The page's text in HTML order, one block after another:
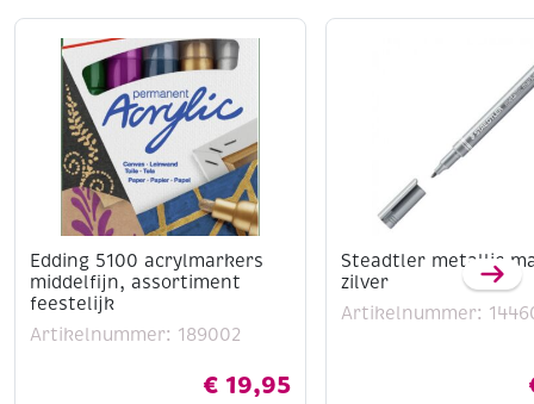
Edding 5100 acrylmarkers
middelfijn, assortiment
feestelijk
Artikelnummer: 189002
€ 19,95
Steadtler metallic
zilver
Artikelnummer: